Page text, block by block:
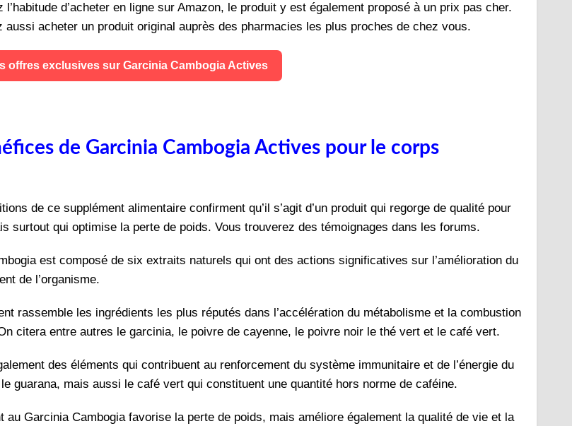
l’habitude d’acheter en ligne sur Amazon, le produit y est également proposé à un prix pas cher.
aussi acheter un produit original auprès des pharmacies les plus proches de chez vous.
offres exclusives sur Garcinia Cambogia Actives
de Garcinia Cambogia Actives pour le corps
de ce supplément alimentaire confirment qu’il s’agit d’un produit qui regorge de qualité pour
surtout qui optimise la perte de poids. Vous trouverez des témoignages dans les forums.
est composé de six extraits naturels qui ont des actions significatives sur l’amélioration du
de l’organisme.
rassemble les ingrédients les plus réputés dans l’accélération du métabolisme et la combustion
citera entre autres le garcinia, le poivre de cayenne, le poivre noir le thé vert et le café vert.
des éléments qui contribuent au renforcement du système immunitaire et de l’énergie du
guarana, mais aussi le café vert qui constituent une quantité hors norme de caféine.
au Garcinia Cambogia favorise la perte de poids, mais améliore également la qualité de vie et la